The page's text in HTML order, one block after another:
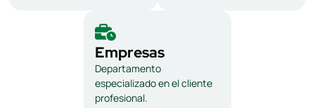
Empresas
Departamento
especializado en el cliente
profesional.